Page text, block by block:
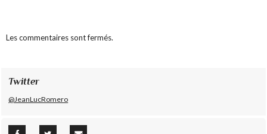
Les commentaires sont fermés.
Twitter
@JeanLucRomero